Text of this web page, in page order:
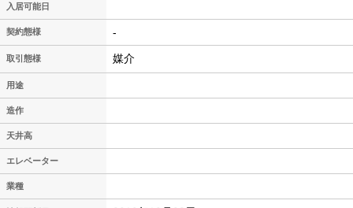
入居可能日
契約態様 -
取引態様 媒介
用途
造作
天井高
エレベーター
業種